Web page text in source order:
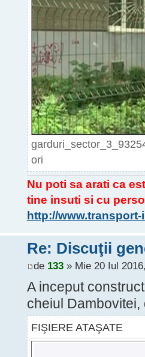
ori
Nu poti sa arati ca
tine insuti si cu
http://
Re: Discuţii
de 133» Mie 20 Iul
A inceput
cheiul
FIŞIERE ATAŞATE